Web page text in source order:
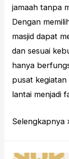
jamaah tanpa
Dengan
masjid dapat
dan sesuai
hanya
pusat
lantai menjadi
Karpet
Selengkapnya